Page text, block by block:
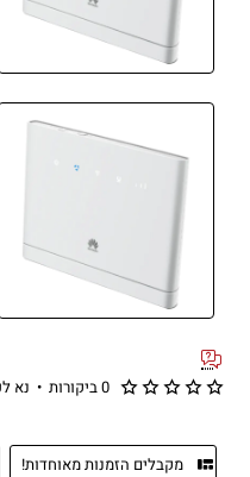
מקבלים הזמנות מאוחדות!
0 ביקורות • נא